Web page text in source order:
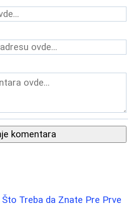
komentara
Treba da Znate Pre Prve